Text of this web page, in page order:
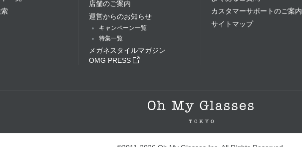
店舗のご案内
運営からのお知らせ
キャンペーン一覧
特集一覧
メガネスタイルマガジン
OMG PRESS
カスタマーサポートのご案内
サイトマップ